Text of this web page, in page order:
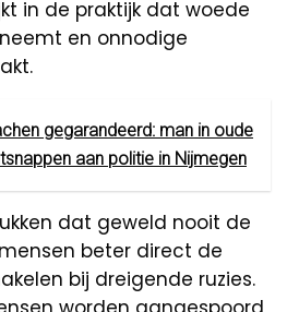
in de praktijk dat woede
en onnodige
gegarandeerd: man in oude
aan politie in Nijmegen
dat geweld nooit de
beter direct de
bij dreigende ruzies.